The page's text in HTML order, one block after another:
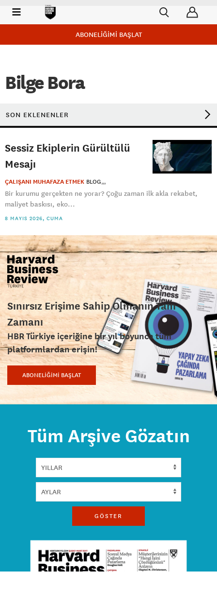
ABONELİĞİMİ BAŞLAT
Bilge Bora
SON EKLENENLER
Sessiz Ekiplerin Gürültülü
Mesajı
ÇALIŞANI MUHAFAZA ETMEK BLOG
Bir kurumu gerçekten ne yorar? Çoğu zaman ilk akla rekabet,
maliyet baskısı, eko...
8 MAYIS 2026, CUMA
Sınırsız Erişime Sahip Olmanın Tam
Zamanı
HBR Türkiye içeriğine bir yıl boyunca tüm
platformlardan erişin!
ABONELİĞİMİ BAŞLAT
Tüm Arşive Gözatın
GÖSTER